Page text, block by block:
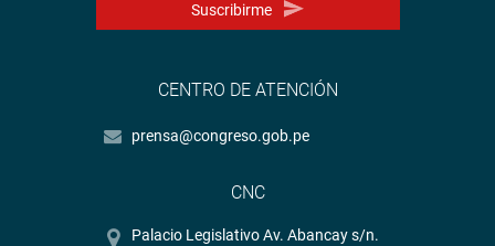
Suscribirme
CENTRO DE ATENCIÓN
prensa@congreso.gob.pe
CNC
Palacio Legislativo Av. Abancay s/n.